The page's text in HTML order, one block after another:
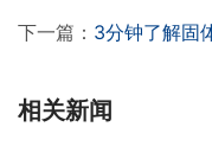
下一篇： ​3分钟了解固
相关新闻